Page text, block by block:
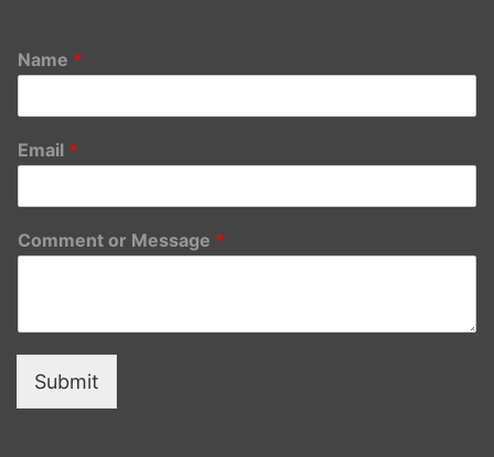
Name *
Email *
Comment or Message *
Submit